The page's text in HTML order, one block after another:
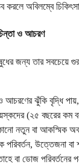
অবিলম্বে
ও আচরণ
জন্য তার সবচেয়ে
আচরণের ঝুঁকি বৃদ্ধি
(২৫ বছরের কম
নতুন বা আকস্মিক
পরিবর্তন, উত্তেজনা
বা ডোজ পরিবর্তনের